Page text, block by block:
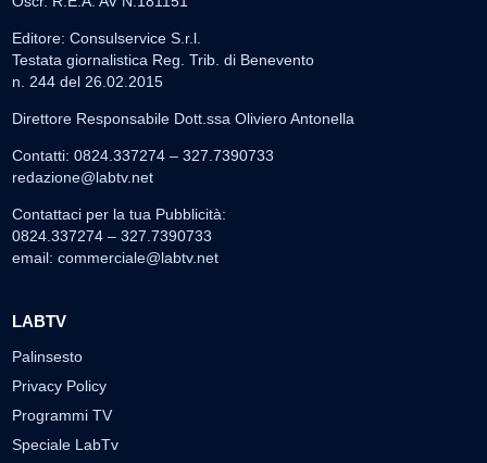
Editore: Consulservice S.r.l.
Testata giornalistica Reg. Trib. di Benevento
n. 244 del 26.02.2015
Direttore Responsabile Dott.ssa Oliviero Antonella
Contatti: 0824.337274 – 327.7390733
redazione@labtv.net
Contattaci per la tua Pubblicità:
0824.337274 – 327.7390733
email: commerciale@labtv.net
LABTV
Palinsesto
Privacy Policy
Programmi TV
Speciale LabTv